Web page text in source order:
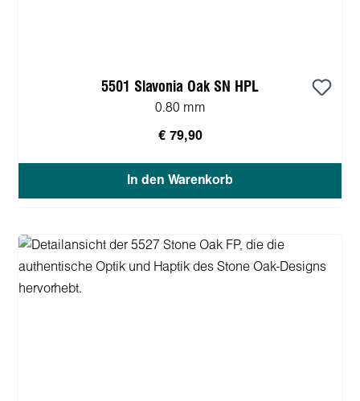
5501 Slavonia Oak SN HPL
0.80 mm
€ 79,90
In den Warenkorb